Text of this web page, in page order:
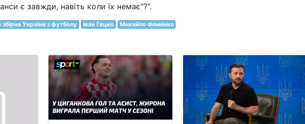
є завжди, навіть коли їх немає"?".
збірна України з футболу Іван Гецко Михайло Фоменко